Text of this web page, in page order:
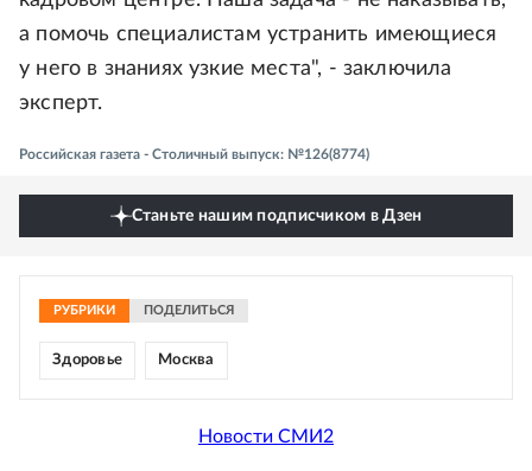
а помочь специалистам устранить имеющиеся
у него в знаниях узкие места", - заключила
эксперт.
Российская газета - Столичный выпуск: №126(8774)
Станьте нашим подписчиком в Дзен
РУБРИКИ ПОДЕЛИТЬСЯ
Здоровье Москва
Новости СМИ2